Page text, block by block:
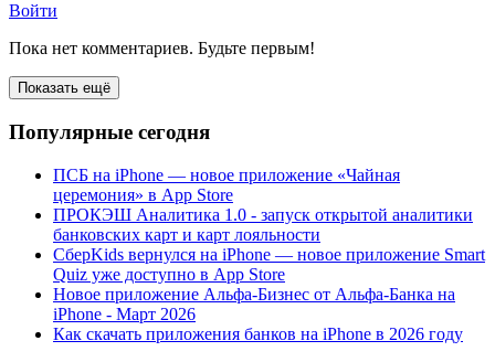
Войти
Пока нет комментариев. Будьте первым!
Показать ещё
Популярные сегодня
ПСБ на iPhone — новое приложение «Чайная
церемония» в App Store
ПРОКЭШ Аналитика 1.0 - запуск открытой аналитики
банковских карт и карт лояльности
СберKids вернулся на iPhone — новое приложение Smart
Quiz уже доступно в App Store
Новое приложение Альфа-Бизнес от Альфа-Банка на
iPhone - Март 2026
Как скачать приложения банков на iPhone в 2026 году